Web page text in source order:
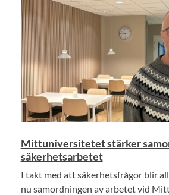
Mittuniversitetet stärker
säkerhetsarbetet
I takt med att säkerhetsfrågor blir
nu samordningen av arbetet vid